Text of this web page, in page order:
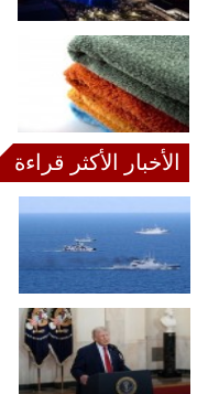
الأخبار الأكثر قراءة